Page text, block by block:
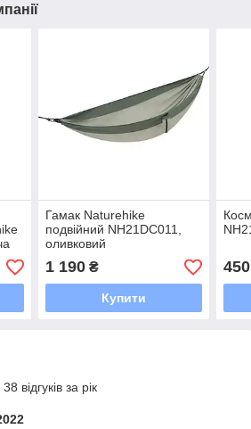
Гамак Naturehike
подвійний NH21DC011,
оливковий
1 190₴
Купити
450
відгуків за рік